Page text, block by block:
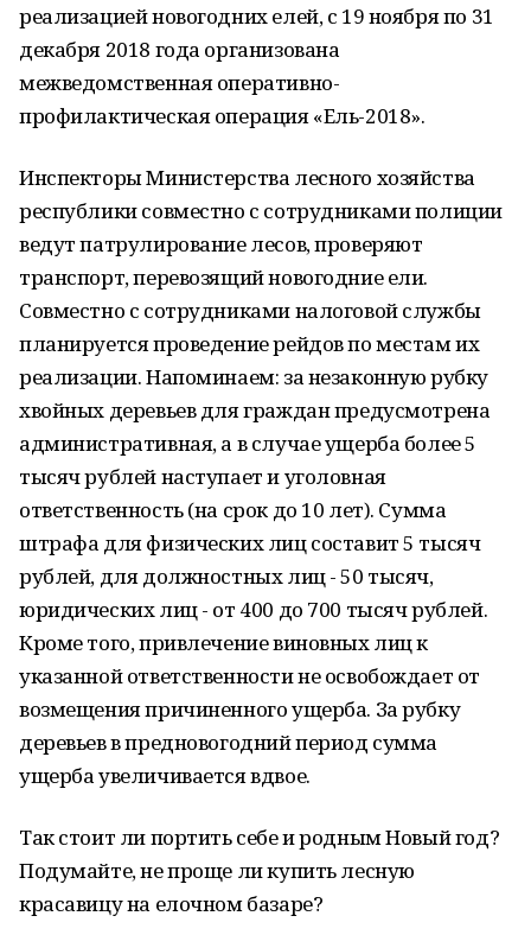
реализацией новогодних елей, с 19 ноября по 31
декабря 2018 года организована
межведомственная оперативно-
профилактическая операция «Ель-2018».
Инспекторы Министерства лесного хозяйства
республики совместно с сотрудниками полиции
ведут патрулирование лесов, проверяют
транспорт, перевозящий новогодние ели.
Совместно с сотрудниками налоговой службы
планируется проведение рейдов по местам их
реализации. Напоминаем: за незаконную рубку
хвойных деревьев для граждан предусмотрена
административная, а в случае ущерба более 5
тысяч рублей наступает и уголовная
ответственность (на срок до 10 лет). Сумма
штрафа для физических лиц составит 5 тысяч
рублей, для должностных лиц - 50 тысяч,
юридических лиц - от 400 до 700 тысяч рублей.
Кроме того, привлечение виновных лиц к
указанной ответственности не освобождает от
возмещения причиненного ущерба. За рубку
деревьев в предновогодний период сумма
ущерба увеличивается вдвое.
Так стоит ли портить себе и родным Новый год?
Подумайте, не проще ли купить лесную
красавицу на елочном базаре?